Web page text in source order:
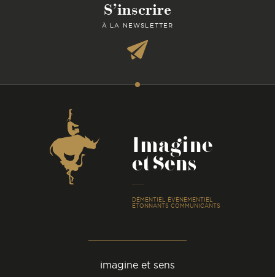
S’inscrire
À LA NEWSLETTER
Coordonnées
Imagine
et Sens
DÉMENTIEL ÉVÉNEMENTIEL
ÉTONNANTS COMMUNICANTS
imagine et sens